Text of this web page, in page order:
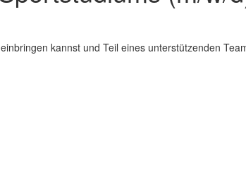
kannst und Teil eines unterstützenden